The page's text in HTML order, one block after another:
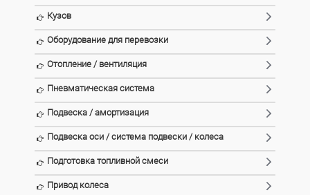
Кузов
Оборудование для перевозки
Отопление / вентиляция
Пневматическая система
Подвеска / амортизация
Подвеска оси / система подвески / колеса
Подготовка топливной смеси
Привод колеса